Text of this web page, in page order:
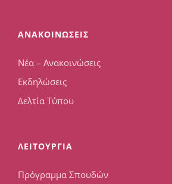
ΑΝΑΚΟΙΝΩΣΕΙΣ
Νέα – Ανακοινώσεις
Εκδηλώσεις
Δελτία Τύπου
ΛΕΙΤΟΥΡΓΙΑ
Πρόγραμμα Σπουδών